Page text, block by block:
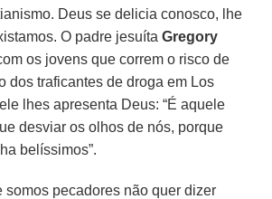
Deus se delicia conosco, lhe
O padre jesuítaGregory
os jovens que correm o risco de
dos traficantes de droga em Los
lhes apresenta Deus: “É aquele
desviar os olhos de nós, porque
belíssimos”.
somos pecadores não quer dizer